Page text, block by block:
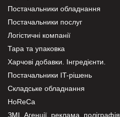
Постачальники обладнання
Постачальники послуг
Логістичні компанії
Тара та упаковка
Харчові добавки. Інгредієнти.
Постачальники IT-рішень
Складське обладнання
HoReCa
ЗМІ, Агенції, реклама, поліграфія